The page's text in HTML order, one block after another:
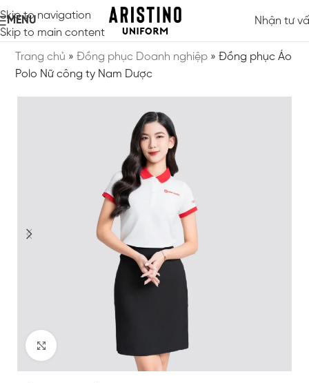
Skip to navigation
Skip to main content
MENU Nhận tư
Trang chủ »Đồng phục Doanh nghiệp »Đồng phục Áo
Polo Nữ công ty Nam Dược
Click to enlarge